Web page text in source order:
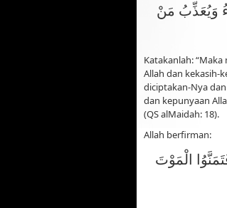
وَيُعَذِّبُ مَنْ
Katakanlah:
Allah dan kekasih-
diciptakan-Nya
dan kepunyaan
(QS alMaidah: 18).
Allah berfirman:
الْمَوْتَ